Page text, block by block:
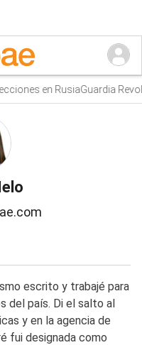
en RusiaGuardia
escrito y trabajé para
del país. Di el salto al
y en la agencia de
fui designada como